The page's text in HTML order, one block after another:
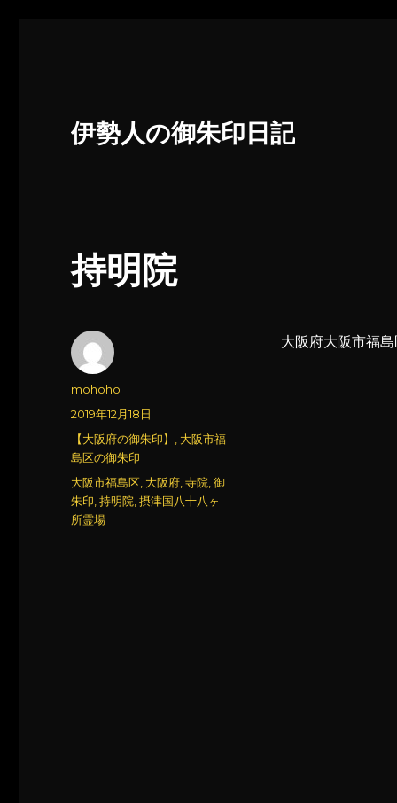
伊勢人の御朱印日記
持明院
大阪府大阪市福
投
mohoho
投
稿
日:
2019年12月18日
カ
テ
ゴ
リ
ー
【大阪府の御朱印】
大阪市福
島区の御朱印
タ
グ
大阪市福島区 大阪府 ,寺院 ,御
朱印 ,持明院 ,摂津国八十八ヶ
所霊場